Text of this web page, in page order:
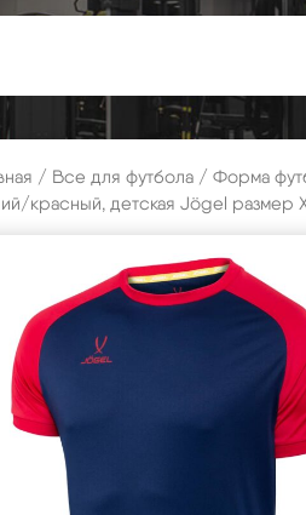
/ Все для футбола / Форма
красный, детская Jögel размер